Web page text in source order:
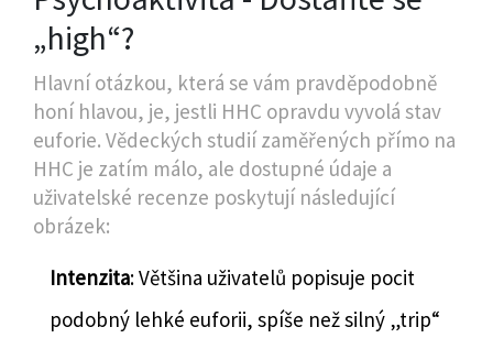
„high“?
Hlavní otázkou, která se vám pravděpodobně
honí hlavou, je, jestli HHC opravdu vyvolá stav
euforie. Vědeckých studií zaměřených přímo na
HHC je zatím málo, ale dostupné údaje a
uživatelské recenze poskytují následující
obrázek:
Intenzita: Většina uživatelů popisuje pocit
podobný lehké euforii, spíše než silný „trip“